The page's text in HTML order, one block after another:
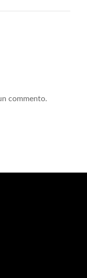
commento.